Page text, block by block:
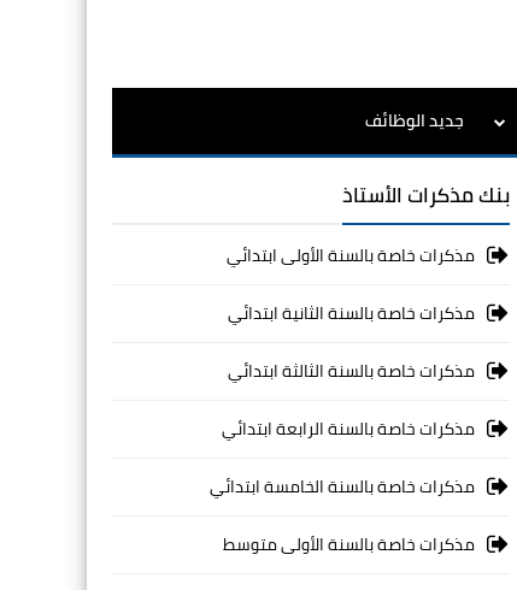
جديد الوظائف
بنك مذكرات الأستاذ
مذكرات خاصة بالسنة الأولى ابتدائي
مذكرات خاصة بالسنة الثانية ابتدائي
مذكرات خاصة بالسنة الثالثة ابتدائي
مذكرات خاصة بالسنة الرابعة ابتدائي
مذكرات خاصة بالسنة الخامسة ابتدائي
مذكرات خاصة بالسنة الأولى متوسط